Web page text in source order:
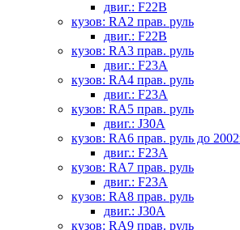
двиг.: F22B
кузов: RA2 прав. руль
двиг.: F22B
кузов: RA3 прав. руль
двиг.: F23A
кузов: RA4 прав. руль
двиг.: F23A
кузов: RA5 прав. руль
двиг.: J30A
кузов: RA6 прав. руль до
двиг.: F23A
кузов: RA7 прав. руль
двиг.: F23A
кузов: RA8 прав. руль
двиг.: J30A
кузов: RA9 прав. руль